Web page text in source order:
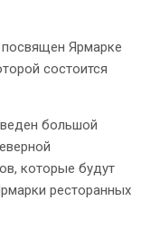
посвящен Ярмарке
состоится
большой
которые будут
ресторанных